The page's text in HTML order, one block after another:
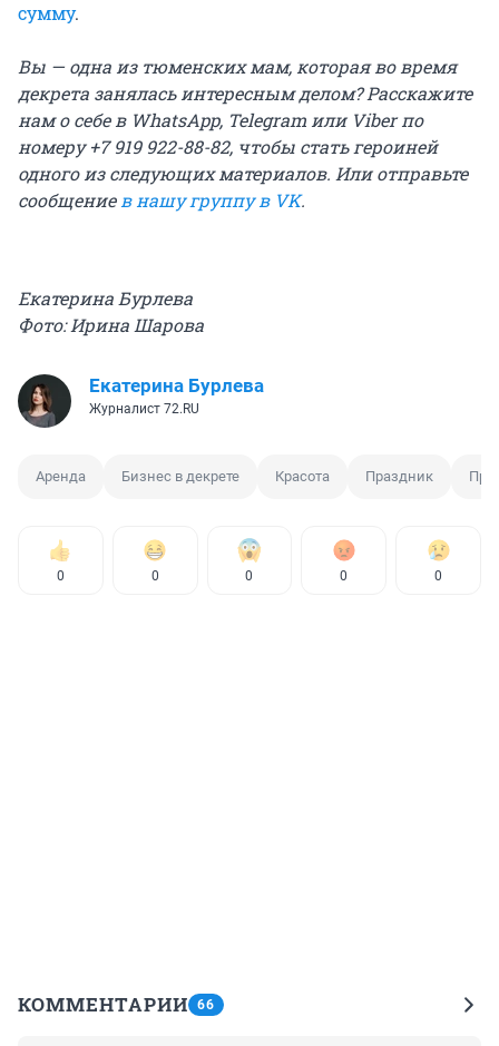
сумму.
Вы — одна из тюменских мам, которая во время
декрета занялась интересным делом? Расскажите
нам о себе в WhatsApp, Telegram или Viber по
номеру +7 919 922-88-82, чтобы стать героиней
одного из следующих материалов. Или отправьте
сообщение в нашу группу в VK.
Екатерина Бурлева
Фото: Ирина Шарова
Екатерина Бурлева
Журналист 72.RU
Аренда Бизнес в декрете Красота Праздник
0 0 0 0 0
КОММЕНТАРИИ 66